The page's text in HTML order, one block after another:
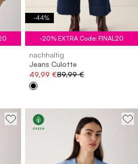
-44%
-20% EXTRA Code: FINAL20
nachhaltig
Jeans Culotte
49,99 €89,99 €